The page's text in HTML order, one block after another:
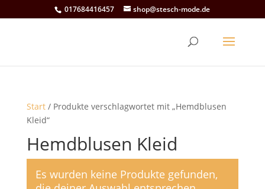
017684416457 shop@stesch-mode.de
Start/ Produkte verschlagwortet mit „Hemdblusen
Kleid“
Hemdblusen Kleid
Es wurden keine Produkte gefunden,